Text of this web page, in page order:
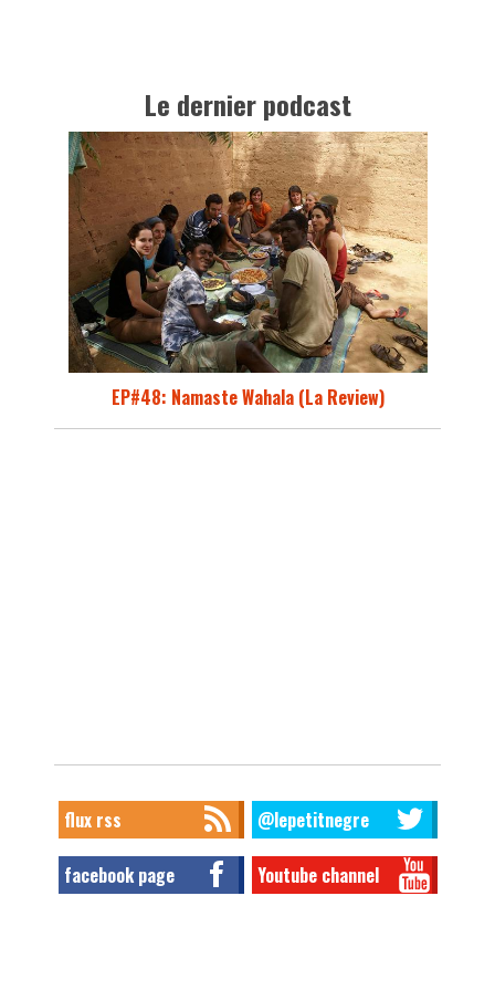
Le dernier podcast
EP#48: Namaste Wahala (La Review)
flux rss @lepetitnegre
facebook page Youtube channel